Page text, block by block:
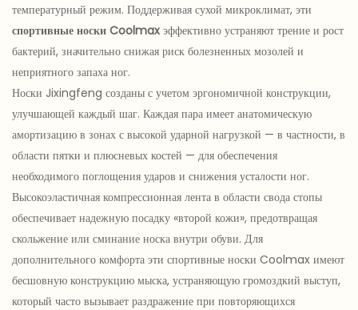
температурный режим. Поддерживая сухой микроклимат, эти
спортивные носки Coolmax эффективно устраняют трение и рост
бактерий, значительно снижая риск болезненных мозолей и
неприятного запаха ног.
Носки Jixingfeng созданы с учетом эргономичной конструкции,
улучшающей каждый шаг. Каждая пара имеет анатомическую
амортизацию в зонах с высокой ударной нагрузкой — в частности, в
области пятки и плюсневых костей — для обеспечения
необходимого поглощения ударов и снижения усталости ног.
Высокоэластичная компрессионная лента в области свода стопы
обеспечивает надежную посадку «второй кожи», предотвращая
скольжение или сминание носка внутри обуви. Для
дополнительного комфорта эти спортивные носки Coolmax имеют
бесшовную конструкцию мыска, устраняющую громоздкий выступ,
который часто вызывает раздражение при повторяющихся